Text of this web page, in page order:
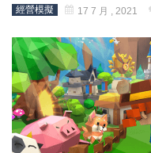
經營模擬 17 7 月 , 2021